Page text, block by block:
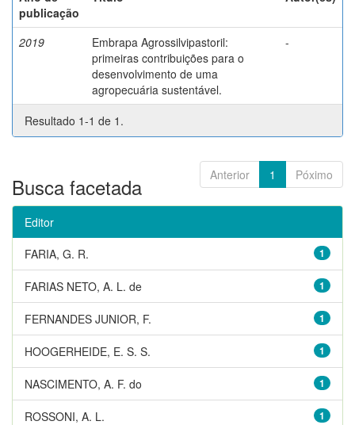
publicação
2019
Embrapa Agrossilvipastoril:
primeiras contribuições para o
desenvolvimento de uma
agropecuária sustentável.
-
Resultado 1-1 de 1.
Anterior 1 Póximo
Busca facetada
Editor
1
FARIA, G. R.
1
FARIAS NETO, A. L. de
1
FERNANDES JUNIOR, F.
1
HOOGERHEIDE, E. S. S.
1
NASCIMENTO, A. F. do
1
ROSSONI, A. L.